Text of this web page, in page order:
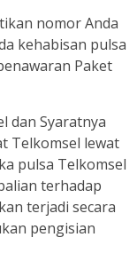
nomor Anda
kehabisan pulsa
Paket
dan Syaratnya
Telkomsel lewat
pulsa Telkomsel
terhadap
terjadi secara
pengisian